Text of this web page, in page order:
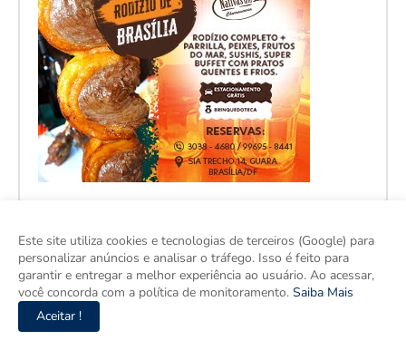
Este site utiliza cookies e tecnologias de terceiros (Google) para
personalizar anúncios e analisar o tráfego. Isso é feito para
garantir e entregar a melhor experiência ao usuário. Ao acessar,
você concorda com a política de monitoramento. Saiba Mais
Aceitar !